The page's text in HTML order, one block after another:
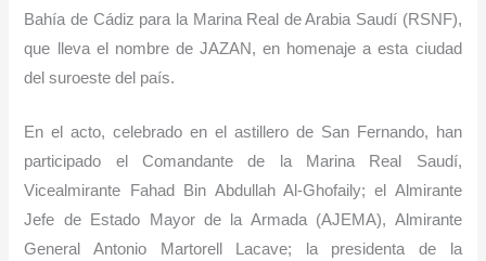
Bahía de Cádiz para la Marina Real de Arabia Saudí (RSNF),
que lleva el nombre de JAZAN, en homenaje a esta ciudad
del suroeste del país.
En el acto, celebrado en el astillero de San Fernando, han
participado el Comandante de la Marina Real Saudí,
Vicealmirante Fahad Bin Abdullah Al-Ghofaily; el Almirante
Jefe de Estado Mayor de la Armada (AJEMA), Almirante
General Antonio Martorell Lacave; la presidenta de la